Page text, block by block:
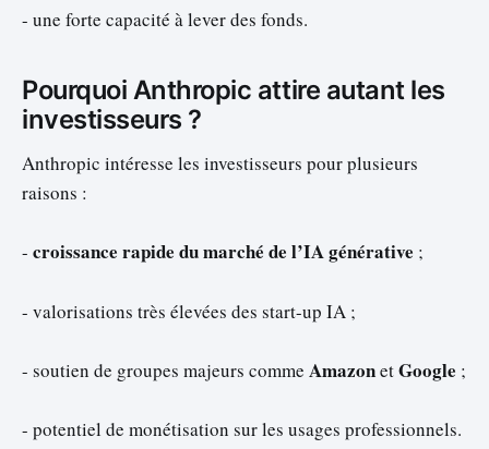
- une forte capacité à lever des fonds.
Pourquoi Anthropic attire autant les
investisseurs ?
Anthropic intéresse les investisseurs pour plusieurs
raisons :
- croissance rapide du marché de l’IA générative ;
- valorisations très élevées des start-up IA ;
- soutien de groupes majeurs comme AmazonetGoogle ;
- potentiel de monétisation sur les usages professionnels.